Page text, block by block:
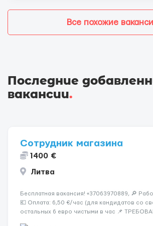
Все похожие
Последние
вакансии.
Сотрудник магазина
1400 €
Литва
Бесплатная вакансия! +37063970889, 🔎
💶 Оплата: 6,50 €/час (для кандидатов со
остальных 6 евро чистыми в час 📌